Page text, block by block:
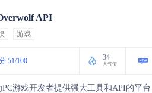
API
游戏
51/100 34
人气值
游戏开发者提供强大工具和API的平